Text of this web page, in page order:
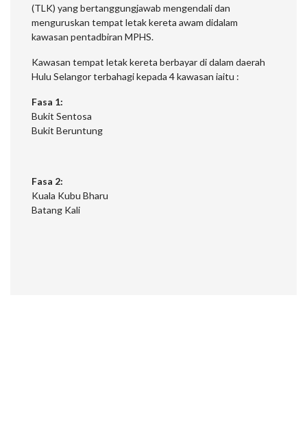
(TLK) yang bertanggungjawab mengendali dan
menguruskan tempat letak kereta awam didalam
kawasan pentadbiran MPHS.
Kawasan tempat letak kereta berbayar di dalam daerah
Hulu Selangor terbahagi kepada 4 kawasan iaitu :
Fasa 1:
Bukit Sentosa
Bukit Beruntung
Fasa 2:
Kuala Kubu Bharu
Batang Kali